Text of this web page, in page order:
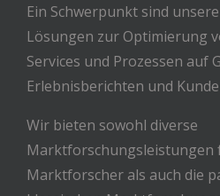
Ein Schwerpunkt sind
Lösungen zur Optimierung
Services und Prozessen auf
Erlebnisberichten und
Wir bieten sowohl diverse
Marktforschungsleistungen
Marktforscher als auch die